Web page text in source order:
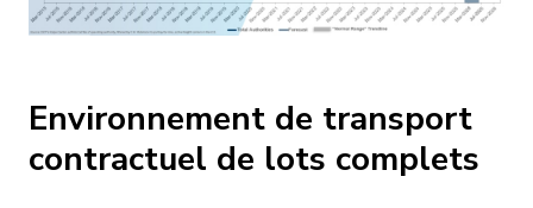
Environnement de transport
contractuel de lots complets